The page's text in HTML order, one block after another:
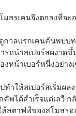
มสรเคนจึงตกลงที่จ
กาลแรกเคนค้นพบบ
รถนำสเปอร์สผงาด
งหน้าเบอร์หนึ่งอย่าง
ปทำให้สเปอร์สเริ่มผ
คัพได้สำเร็จแต่เลวี
สตาฟฟ์ของสโมสร